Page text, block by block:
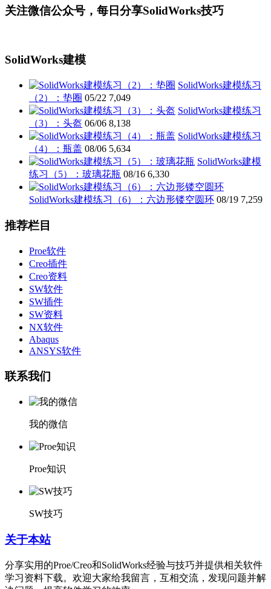
关注微信公众号，每日分享SolidWorks技巧
SolidWorks建模
SolidWorks建模练习
（2）：垫圈 05/22 7,049
SolidWorks建模练习
（3）：头盔 06/06 8,138
SolidWorks建模练习
（4）：瓶盖 08/06 5,634
SolidWorks建模
练习（5）：玻璃花瓶 08/16 6,330
SolidWorks建模练习（6）：六边形镂空圆环 08/19 7,259
推荐栏目
Proe软件
Creo插件
Creo资料
SW软件
SW插件
SW资料
NX软件
Abaqus
ANSYS软件
联系我们
我的微信
Proe知识
SW技巧
关于本站
分享实用的Proe/Creo和SolidWorks经验与技巧并提供相关软件
学习资料下载。欢迎大家给我留言，互相交流，发现问题并解